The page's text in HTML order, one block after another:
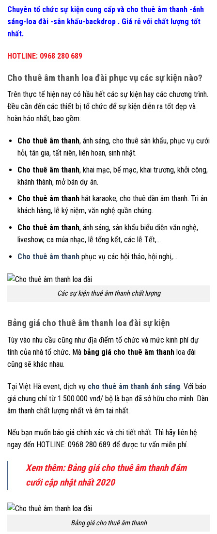
Chuyên tổ chức sự kiện cung cấp và cho thuê âm thanh -ánh
sáng-loa đài -sân khấu-backdrop . Giá rẻ với chất lượng tốt
nhất.
HOTLINE: 0968 280 689
Cho thuê âm thanh loa đài phục vụ các sự kiện nào?
Trên thực tế hiện nay có hầu hết các sự kiện hay các chương trình.
Đều cần đến các thiết bị tổ chức để sự kiện diễn ra tốt đẹp và
hoàn hảo nhất, bao gồm:
Cho thuê âm thanh, ánh sáng, cho thuê sân khấu, phục vụ cưới
hỏi, tân gia, tất niên, liên hoan, sinh nhật.
Cho thuê âm thanh, khai mạc, bế mạc, khai trương, khởi công,
khánh thành, mở bán dự án.
Cho thuê âm thanhhát karaoke, cho thuê dàn âm thanh. Tri ân
khách hàng, lễ kỷ niệm, văn nghệ quần chúng.
Cho thuê âm thanh, ánh sáng, sân khấu biểu diễn văn nghệ,
liveshow, ca múa nhạc, lễ tổng kết, các lễ Tết,…
Cho thuê âm thanhphục vụ các hội thảo, hội nghị,…
Các sự kiện thuê âm thanh chất lượng
Bảng giá cho thuê âm thanh loa đài sự kiện
Tùy vào nhu cầu cũng như địa điểm tổ chức và mức kinh phí dự
tính của nhà tổ chức. Mà bảng giá cho thuê âm thanh loa đài
cũng sẽ khác nhau.
Tại Việt Hà event, dịch vụ cho thuê âm thanh ánh sáng. Với báo
giá chung chỉ từ 1.500.000 vnđ/ bộ là bạn đã sở hữu cho mình. Dàn
âm thanh chất lượng nhất và êm tai nhất.
Nếu bạn muốn báo giá chính xác và chi tiết nhất. Thì hãy liên hệ
ngay đến HOTLINE: 0968 280 689 để được tư vấn miễn phí.
Xem thêm:Bảng giá cho thuê âm thanh đám
cưới cập nhật nhất 2020
Bảng giá cho thuê âm thanh